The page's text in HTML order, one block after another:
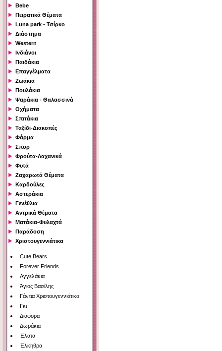
Bebe
Πειρατικά Θέματα
Luna park - Τσίρκο
Διάστημα
Western
Ινδιάνοι
Παιδάκια
Επαγγέλματα
Ζωάκια
Πουλάκια
Ψαράκια - Θαλασσινά
Οχήματα
Σπιτάκια
Ταξίδι-Διακοπές
Φάρμα
Σπορ
Φρούτα-Λαχανικά
Φυτά
Ζαχαρωτά Θέματα
Καρδούλες
Αστεράκια
Γενέθλια
Αντρικά Θέματα
Ματάκια-Φυλαχτά
Παράδοση
Χριστουγεννιάτικα
Cute Bears
Forever Friends
Αγγελάκια
Άγιος Βασίλης
Γάντια Χριστουγεννιάτικα
Γκι
Διάφορα
Δωράκια
Έλατα
Έλκηθρα